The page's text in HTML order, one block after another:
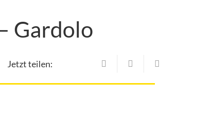
Gardolo
Jetzt teilen: